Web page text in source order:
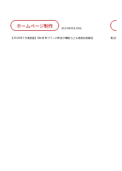
ホームページ制作 2025年8月29日
【2026年7月最新版】Wix有料プランの料金や機能などを徹底比較解説 電話で対